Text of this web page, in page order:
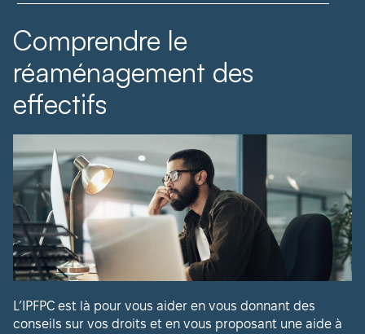
Comprendre le
réaménagement des
effectifs
L’IPFPC est là pour vous aider en vous donnant des
conseils sur vos droits et en vous proposant une aide à